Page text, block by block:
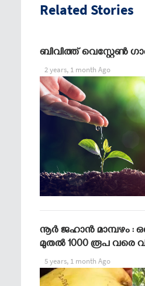
Related Stories
ബിവിത്ത് വെസ്റ്റേൺ
2 years, 1 month Ago
നൂർ ജഹാൻ മാമ്പഴം :
മുതൽ 1000 രൂപ വരെ
5 years, 1 month Ago